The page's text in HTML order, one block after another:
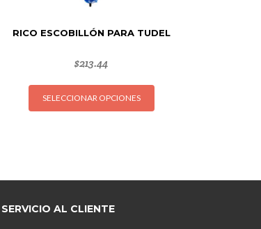
RICO ESCOBILLÓN PARA TUDEL
$213.44
SELECCIONAR OPCIONES
Este
opciones
SERVICIO AL CLIENTE